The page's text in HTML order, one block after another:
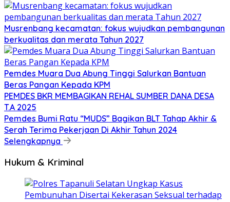
Musrenbang kecamatan: fokus wujudkan pembangunan
berkualitas dan merata Tahun 2027
Pemdes Muara Dua Abung Tinggi Salurkan Bantuan
Beras Pangan Kepada KPM
PEMDES BKR MEMBAGIKAN REHAL SUMBER DANA DESA
T.A 2025
Pemdes Bumi Ratu “MUDS” Bagikan BLT Tahap Akhir &
Serah Terima Pekerjaan Di Akhir Tahun 2024
Selengkapnya
Hukum & Kriminal